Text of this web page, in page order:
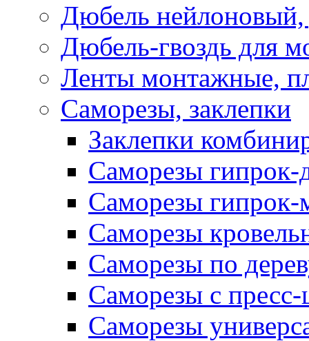
Дюбель нейлоновый,
Дюбель-гвоздь для
Ленты монтажные,
Саморезы, заклепки
Заклепки
Саморезы гипрок-
Саморезы гипрок-
Саморезы
Саморезы по
Саморезы с
Саморезы